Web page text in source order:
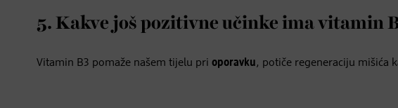
5. Kakve još pozitivne učinke ima vitamin
Vitamin B3 pomaže našem tijelu pri oporavku, potiče regeneraciju mišića